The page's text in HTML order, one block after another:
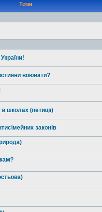
Теми
воювати?
школах (петиції)
законів